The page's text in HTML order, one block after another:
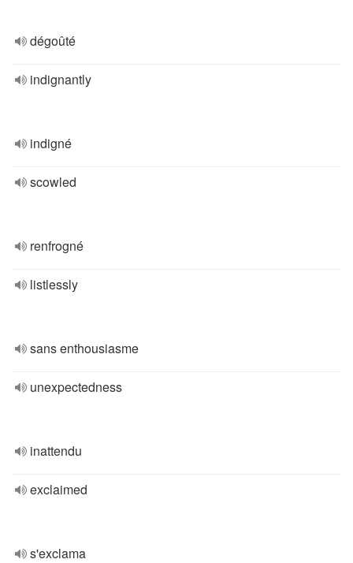
dégoûté
indignantly
indigné
scowled
renfrogné
listlessly
sans enthousiasme
unexpectedness
inattendu
exclaimed
s'exclama